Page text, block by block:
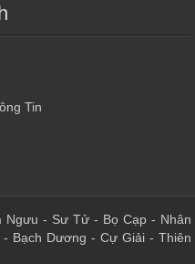
Tin
Ngưu - Sư Tử- Bọ Cạp- Nhân
Bạch Dương - Cự Giải- Thiên